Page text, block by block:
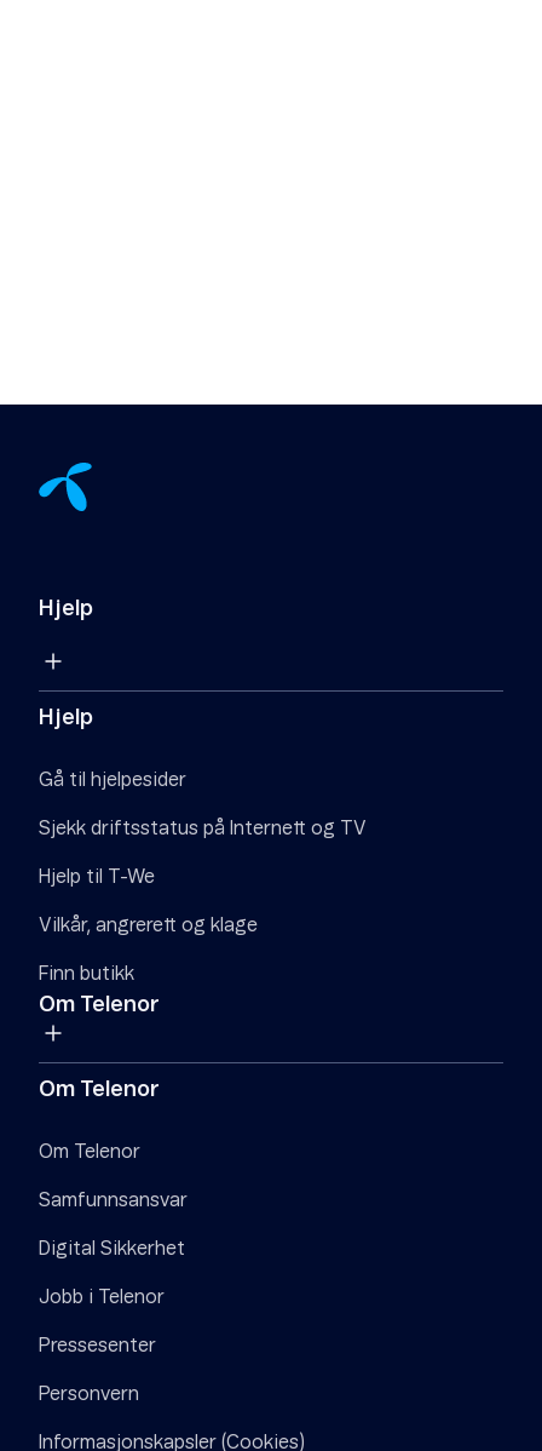
Hjelp
Hjelp
Gå til hjelpesider
Sjekk driftsstatus på Internett og TV
Hjelp til T-We
Vilkår, angrerett og klage
Finn butikk
Om Telenor
Om Telenor
Om Telenor
Samfunnsansvar
Digital Sikkerhet
Jobb i Telenor
Pressesenter
Personvern
Informasjonskapsler (Cookies)